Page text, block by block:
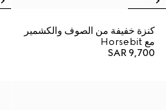
كنزة خفيفة من الصوف والكشمير
مع Horsebit
SAR 9,700